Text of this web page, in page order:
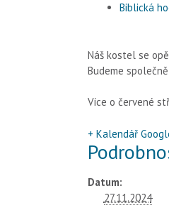
Biblická
Náš kostel se
Budeme
Více o červené
+ Kalendář
Datum:
27.11.2024